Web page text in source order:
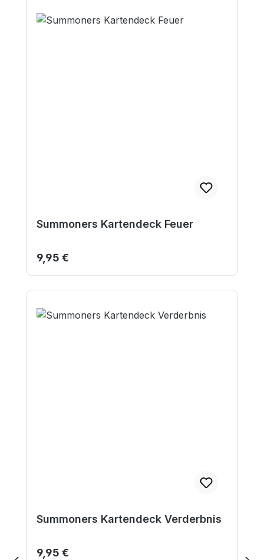
Summoners Kartendeck Feuer
Regulärer Preis:
9,95 €
Summoners Kartendeck Verderbnis
Regulärer Preis:
9,95 €